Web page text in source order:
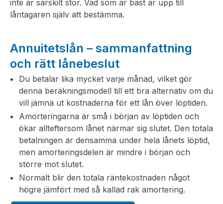
inte är särskilt stor. Vad som är bäst är upp till
låntagaren själv att bestämma.
Annuitetslån – sammanfattning
och rätt lånebeslut
Du betalar lika mycket varje månad, vilket gör
denna beräkningsmodell till ett bra alternativ om du
vill jämna ut kostnaderna för ett lån över löptiden.
Amorteringarna är små i början av löptiden och
ökar allteftersom lånet närmar sig slutet. Den totala
betalningen är densamma under hela lånets löptid,
men amorteringsdelen är mindre i början och
större mot slutet.
Normalt blir den totala räntekostnaden något
högre jämfört med så kallad rak amortering.